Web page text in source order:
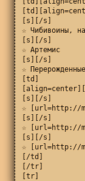
[s][/s]
☆ Чибивоины,
[s][/s]
☆ Артемис
[s][/s]
☆
[td]
[s][/s]
☆ [url=http://
[s][/s]
☆ [url=http://
[s][/s]
☆ [url=http://
[/td]
[/tr]
[tr]